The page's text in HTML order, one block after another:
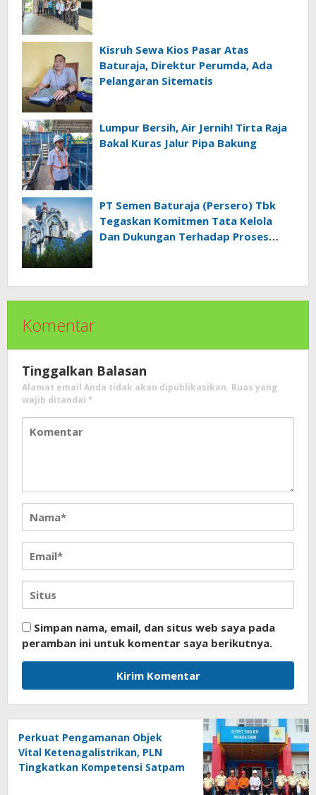
Kisruh Sewa Kios Pasar Atas
Baturaja, Direktur Perumda, Ada
Pelangaran Sitematis
Lumpur Bersih, Air Jernih! Tirta Raja
Bakal Kuras Jalur Pipa Bakung
PT Semen Baturaja (Persero) Tbk
Tegaskan Komitmen Tata Kelola
Dan Dukungan Terhadap Proses
Komentar
Tinggalkan Balasan
Alamat email Anda tidak akan dipublikasikan. Ruas yang
wajib ditandai *
Simpan nama, email, dan situs web saya pada
peramban ini untuk komentar saya berikutnya.
Perkuat Pengamanan Objek
Vital Ketenagalistrikan, PLN
Tingkatkan Kompetensi Satpam